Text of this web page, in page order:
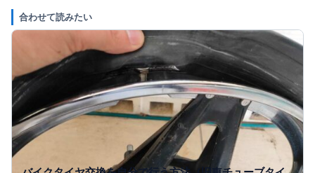
合わせて読みたい